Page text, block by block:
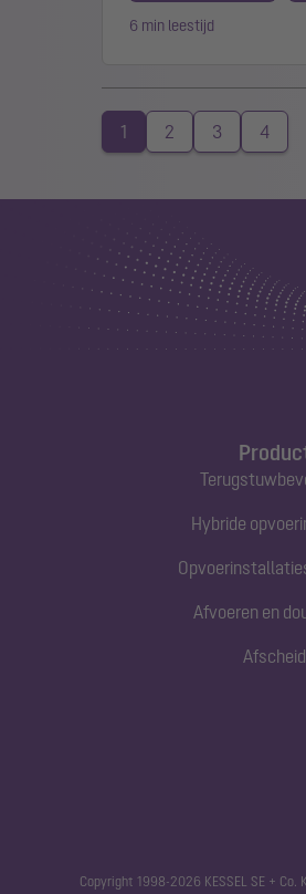
6 min leestijd
1 2 3 4
Hybride
Afvoeren en
Copyright 1998-2026 KESSEL SE +